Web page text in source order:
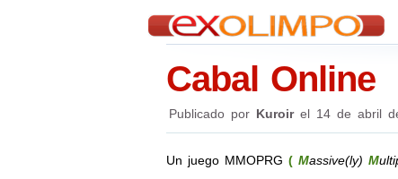
Cabal Online
Publicado por Kuroirel 14 de abril
Un juego MMOPRG ( Massive(ly) M